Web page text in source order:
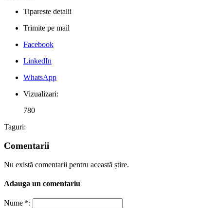
Tipareste detalii
Trimite pe mail
Facebook
LinkedIn
WhatsApp
Vizualizari:
780
Taguri:
Comentarii
Nu există comentarii pentru această știre.
Adauga un comentariu
Nume *: